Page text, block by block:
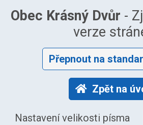
Obec Krásný Dvůr -
verze
Přepnout na
Zpět na
Nastavení velikosti písma